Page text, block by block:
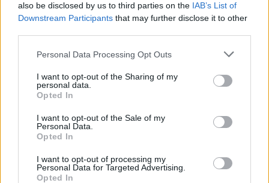
also be disclosed by us to third parties on the IAB’s List of
Downstream Participants that may further disclose it to other
Please note that this website/app uses one or more Google
not limited to your visit or usage behaviour. You may click to
grant or deny consent to Google and its third-party tags to
use your data for below specified purposes in below Google
consent section.
Personal Data Processing Opt Outs
I want to opt-out of the Sharing of my
personal data.
Opted In
I want to opt-out of the Sale of my
Personal Data.
Opted In
I want to opt-out of processing my
Personal Data for Targeted Advertising.
Opted In